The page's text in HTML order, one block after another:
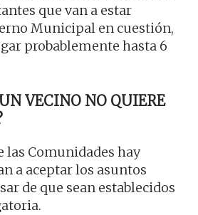
que van a estar
Municipal en cuestión,
probablemente hasta 6
VECINO NO QUIERE
las Comunidades hay
a aceptar los asuntos
de que sean establecidos